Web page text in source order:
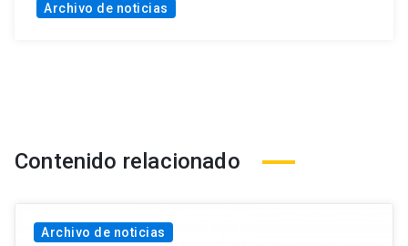
Archivo de noticias
Contenido relacionado
Archivo de noticias